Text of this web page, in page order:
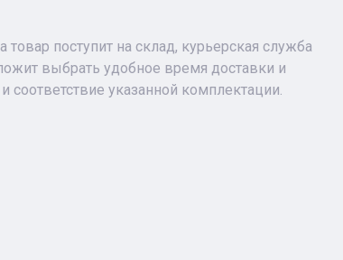
товар поступит на склад, курьерская служба
выбрать удобное время доставки и
соответствие указанной комплектации.